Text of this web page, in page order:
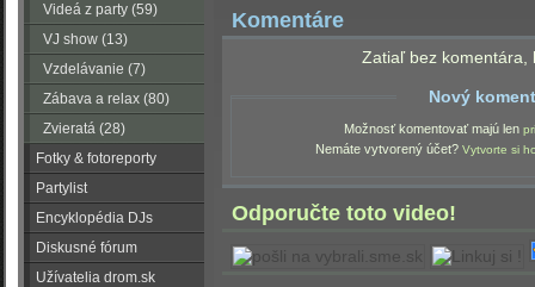
Videá z party (59)
VJ show (13)
Vzdelávanie (7)
Zábava a relax (80)
Zvieratá (28)
Fotky & fotoreporty
Partylist
Encyklopédia DJs
Diskusné fórum
Užívatelia drom.sk
Komentáre
Zatiaľ bez komentára,
Nový
Možnosť komentovať majú len
Nemáte vytvorený účet? Vytvorte si
Odporučte toto video!